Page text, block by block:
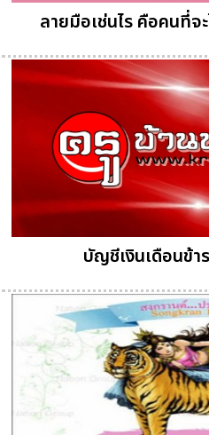
ลายมือเช่นไร คือคนที่
บัญชีเงินเดือนข้า